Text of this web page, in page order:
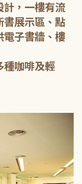
計，一樓有流
書展示區、點
電子書牆、樓
種咖啡及輕